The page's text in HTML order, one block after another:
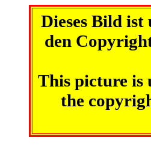
Dieses Bild ist
den
This picture is
the